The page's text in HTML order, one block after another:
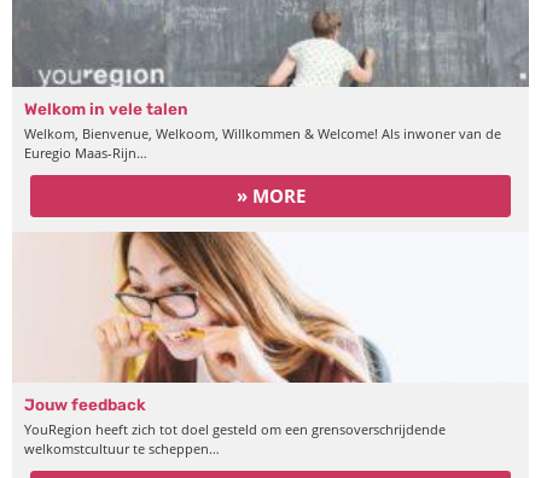
Welkom in vele talen
Welkom, Bienvenue, Welkoom, Willkommen & Welcome! Als inwoner van de
Euregio Maas-Rijn…
» MORE
Jouw feedback
YouRegion heeft zich tot doel gesteld om een grensoverschrijdende
welkomstcultuur te scheppen…